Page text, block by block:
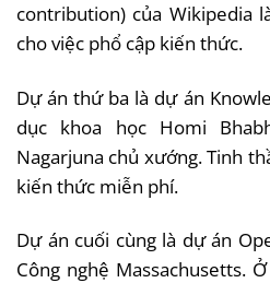
contribution) của Wikipedia
cho việc phổ cập kiến thức.
Dự án thứ ba là dự án
dục khoa học Homi
Nagarjuna chủ xướng. Tinh
kiến thức miễn phí.
Dự án cuối cùng là dự án
Công nghệ Massachusetts.